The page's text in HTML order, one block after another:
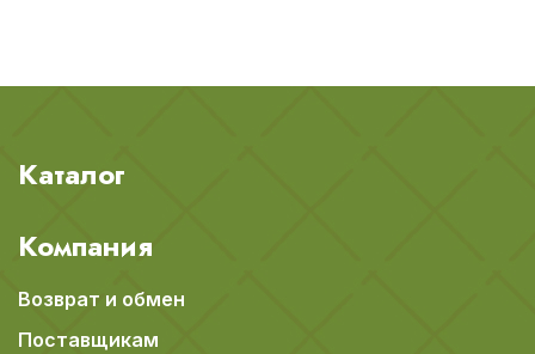
Каталог
Компания
Возврат и обмен
Поставщикам